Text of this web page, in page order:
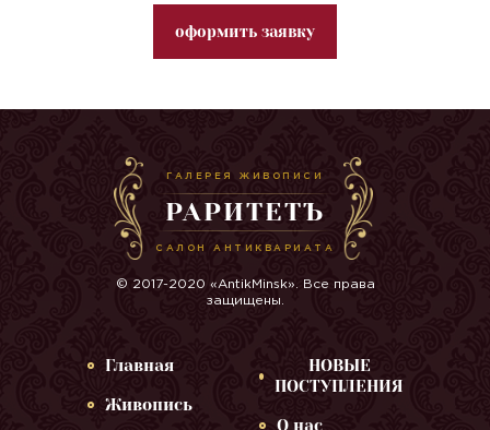
оформить заявку
ГАЛЕРЕЯ ЖИВОПИСИ
РАРИТЕТЪ
САЛОН АНТИКВАРИАТА
© 2017-2020 «AntikMinsk». Все права
защищены.
Главная
Живопись
НОВЫЕ
ПОСТУПЛЕНИЯ
О нас